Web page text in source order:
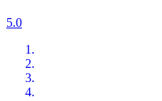
5.0